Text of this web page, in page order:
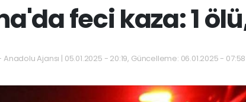
feci kaza: 1
Anadolu Ajansı | 05.01.2025 - 20:19, Güncelleme: 06.01.2025 - 07:58